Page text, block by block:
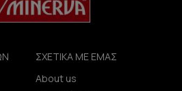
ΣΧΕΤΙΚΑ ΜΕ ΕΜΑΣ
About us